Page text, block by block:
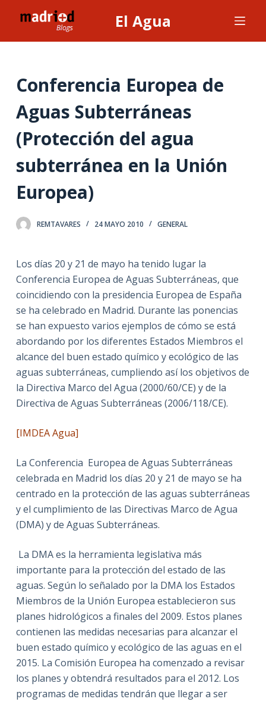
l
n
o
El Agua
Conferencia Europea de
Aguas Subterráneas
(Protección del agua
subterránea en la Unión
Europea)
REMTAVARES 24 MAYO 2010 GENERAL
Los días 20 y 21 de mayo ha tenido lugar la
Conferencia Europea de Aguas Subterráneas, que
coincidiendo con la presidencia Europea de España
se ha celebrado en Madrid. Durante las ponencias
se han expuesto varios ejemplos de cómo se está
abordando por los diferentes Estados Miembros el
alcance del buen estado químico y ecológico de las
aguas subterráneas, cumpliendo así los objetivos de
la Directiva Marco del Agua (2000/60/CE) y de la
Directiva de Aguas Subterráneas (2006/118/CE).
[IMDEA Agua]
La Conferencia Europea de Aguas Subterráneas
celebrada en Madrid los días 20 y 21 de mayo se ha
centrado en la protección de las aguas subterráneas
y el cumplimiento de las Directivas Marco de Agua
(DMA) y de Aguas Subterráneas.
La DMA es la herramienta legislativa más
importante para la protección del estado de las
aguas. Según lo señalado por la DMA los Estados
Miembros de la Unión Europea establecieron sus
planes hidrológicos a finales del 2009. Estos planes
contienen las medidas necesarias para alcanzar el
buen estado químico y ecológico de las aguas en el
2015. La Comisión Europea ha comenzado a revisar
los planes y obtendrá resultados para el 2012. Los
programas de medidas tendrán que llegar a ser